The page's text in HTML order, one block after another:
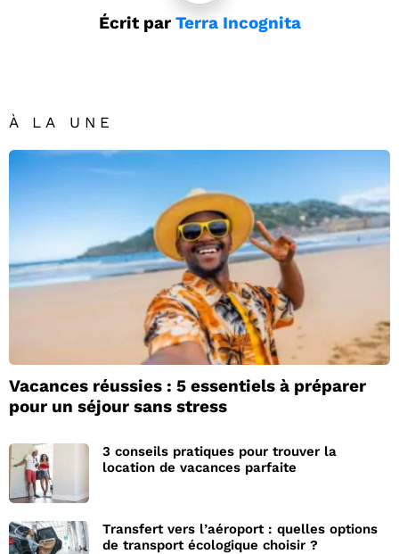
Écrit par Terra Incognita
À LA UNE
Vacances réussies : 5 essentiels à préparer
pour un séjour sans stress
3 conseils pratiques pour trouver la
location de vacances parfaite
Transfert vers l’aéroport : quelles options
de transport écologique choisir ?